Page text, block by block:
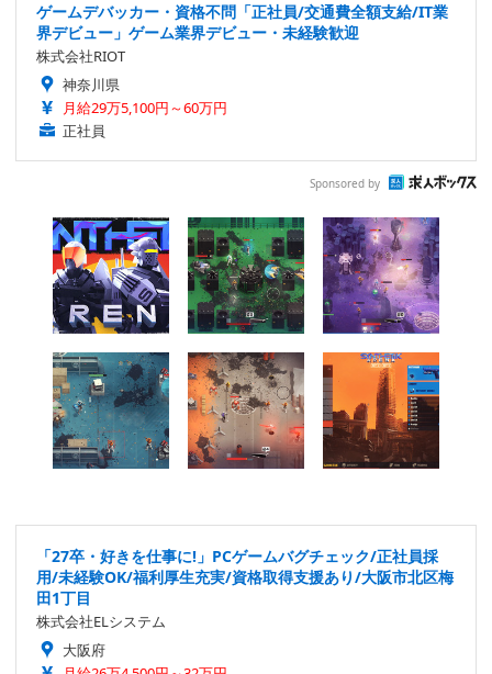
ゲームデバッカー・資格不問「正社員/交通費全額支給/IT業
界デビュー」ゲーム業界デビュー・未経験歓迎
株式会社RIOT
神奈川県
月給29万5,100円～60万円
正社員
Sponsored by
「27卒・好きを仕事に!」PCゲームバグチェック/正社員採
用/未経験OK/福利厚生充実/資格取得支援あり/大阪市北区梅
田1丁目
株式会社ELシステム
大阪府